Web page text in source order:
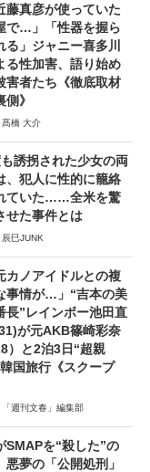
2/3
藤真彦が使っていた
で…」「性器を握ら
る」ジャニー喜多川
る性加害、語り始め
害者たち《徹底取材
側》
髙橋 大介
誘拐された少女の両
、犯人に性的に籠絡
ていた……全米を驚
せた事件とは
辰巳JUNK
カノアイドルとの複
事情が…」“吉本の美
長”レインボー池田直
が元AKB篠崎彩奈
）と2泊3日“超親
国旅行《スクープ
「週刊文春」編集部
SMAPを“殺した”の
夢の「公開処刑」